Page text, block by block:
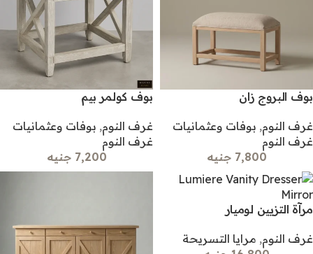
بوف البروج زان
غرف النوم, بوفات وعثمانيات
غرف النوم
7,800 جنيه
بوف كولمر بيم
غرف النوم, بوفات وعثمانيات
غرف النوم
7,200 جنيه
مرآة التزيين لوميار
غرف النوم, مرايا التسريحة